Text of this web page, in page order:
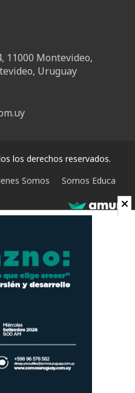
11000 Montevideo,
Uruguay
los derechos reservados.
Somos Somos Educa